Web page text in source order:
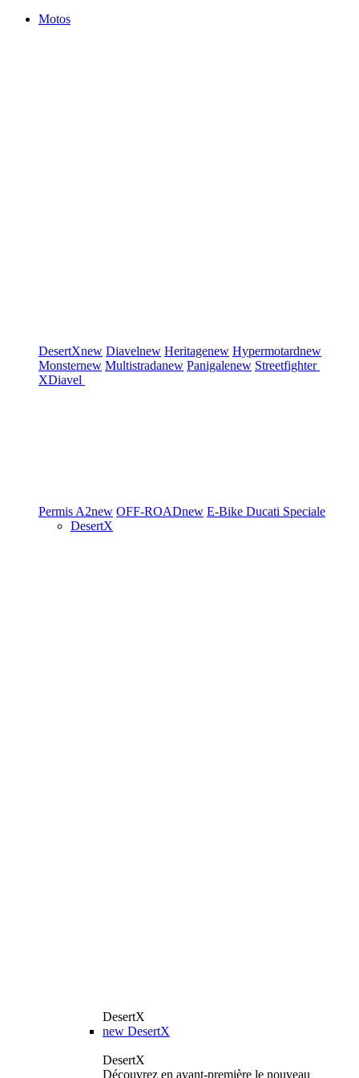
Motos
DesertXnew Diavelnew Heritagenew Hypermotardnew
Monsternew Multistradanew Panigalenew Streetfighter
XDiavel
Permis A2new OFF-ROADnew E-Bike Ducati Speciale
DesertX
DesertX
new DesertX
DesertX
Découvrez en avant-première le nouveau